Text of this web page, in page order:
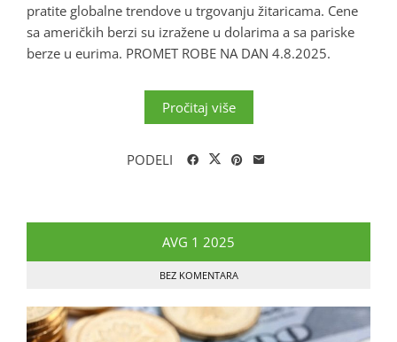
pratite globalne trendove u trgovanju žitaricama. Cene
sa američkih berzi su izražene u dolarima a sa pariske
berze u eurima. PROMET ROBE NA DAN 4.8.2025.
Pročitaj više
PODELI
AVG 1 2025
BEZ KOMENTARA